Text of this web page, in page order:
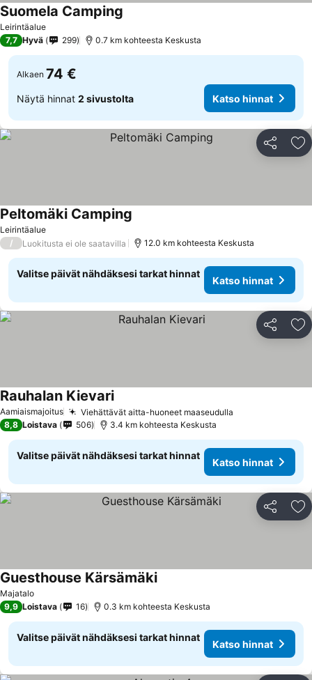
Leirintäalue
Suomela Camping
7,7 Hyvä 299 0.7 km kohteesta Keskusta
Alkaen 74 €
Näytä hinnat 2 sivustolta Katso hinnat
Jaa
Leirintäalue
Peltomäki Camping
/ Luokitusta ei ole saatavilla 12.0 km kohteesta Keskusta
Valitse päivät nähdäksesi tarkat hinnat
Katso hinnat
Jaa
Aamiaismajoitus Viehättävät aitta-huoneet maaseudulla
Rauhalan Kievari
8,8 Loistava 506 3.4 km kohteesta Keskusta
Valitse päivät nähdäksesi tarkat hinnat
Katso hinnat
Jaa
Majatalo
Guesthouse Kärsämäki
9,9 Loistava 16 0.3 km kohteesta Keskusta
Valitse päivät nähdäksesi tarkat hinnat
Katso hinnat